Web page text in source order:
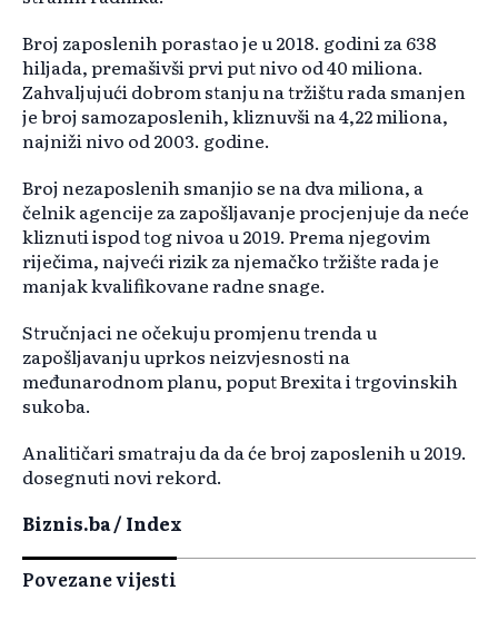
Broj zaposlenih porastao je u 2018. godini za 638
hiljada, premašivši prvi put nivo od 40 miliona.
Zahvaljujući dobrom stanju na tržištu rada smanjen
je broj samozaposlenih, kliznuvši na 4,22 miliona,
najniži nivo od 2003. godine.
Broj nezaposlenih smanjio se na dva miliona, a
čelnik agencije za zapošljavanje procjenjuje da neće
kliznuti ispod tog nivoa u 2019. Prema njegovim
riječima, najveći rizik za njemačko tržište rada je
manjak kvalifikovane radne snage.
Stručnjaci ne očekuju promjenu trenda u
zapošljavanju uprkos neizvjesnosti na
međunarodnom planu, poput Brexita i trgovinskih
sukoba.
Analitičari smatraju da da će broj zaposlenih u 2019.
dosegnuti novi rekord.
Biznis.ba / Index
Povezane vijesti